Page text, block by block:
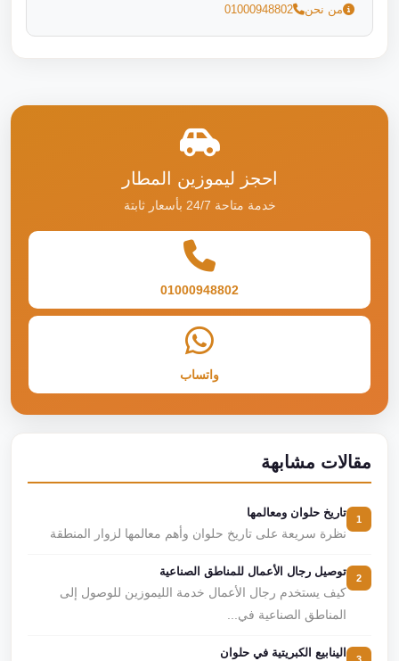
من نحن 01000948802
احجز ليموزين المطار
خدمة متاحة 24/7 بأسعار ثابتة
01000948802
واتساب
مقالات مشابهة
تاريخ حلوان ومعالمها
نظرة سريعة على تاريخ حلوان وأهم معالمها لزوار المنطقة
توصيل رجال الأعمال للمناطق الصناعية
كيف يستخدم رجال الأعمال خدمة الليموزين للوصول إلى
المناطق الصناعية في...
الينابيع الكبريتية في حلوان